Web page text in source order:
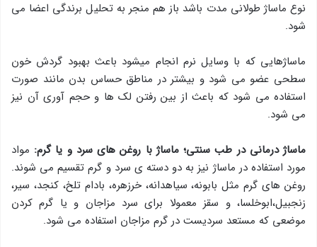
نوع ماساژ طولانی مدت باشد باز هم منجر به تحلیل برندگی اعضا می
شود.
ماساژهایی که با وسایل نرم انجام میشود باعث بهبود گردش خون
سطحی عضو می شود و بیشتر در مناطق حساس بدن مانند صورت
استفاده می شود که باعث از بین رفتن لک ها و حجم آوری آن نیز
می شود.
ماساژ درمانی در طب سنتی؛ ماساژ با روغن های سرد و یا گرم: مواد
مورد استفاده در ماساژ نیز به دو دسته ی سرد و گرم تقسیم می شوند.
روغن های گرم مثل بابونه، سیاهدانه، خرزهره، بادام تلخ، کنجد، سیر،
زنجبیل،ابوخلسا، و سقز معمولا برای سرد مزاجان و یا گرم کردن
موضعی که مستعد سردیست در گرم مزاجان استفاده می شود.